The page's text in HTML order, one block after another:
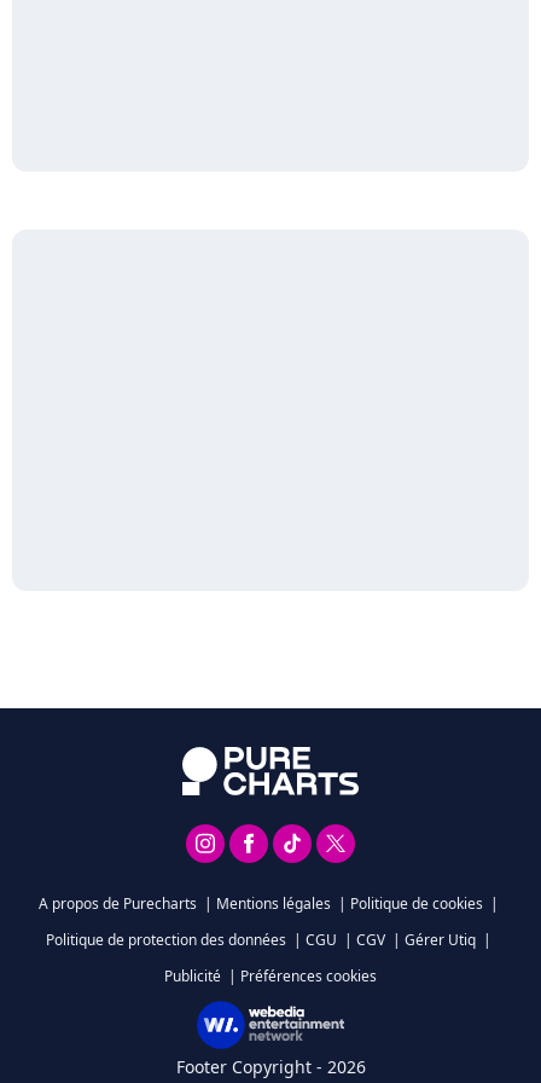
A propos de Purecharts | Mentions légales | Politique de cookies |
Politique de protection des données | CGU | CGV | Gérer Utiq |
Publicité | Préférences cookies
Footer Copyright - 2026